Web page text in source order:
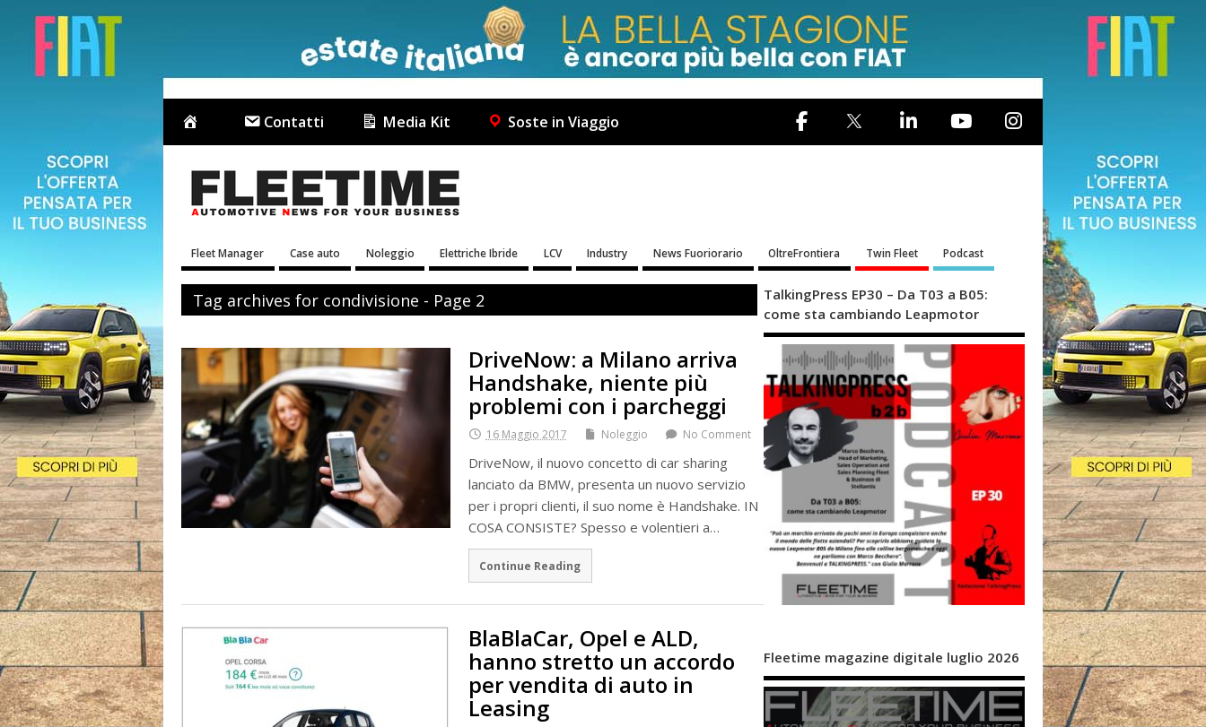
Contatti Media Kit Soste in Viaggio
Fleet Manager Case auto Noleggio Elettriche Ibride LCV Industry News Fuoriorario OltreFrontiera Twin Fleet Podcast
Tag archives for condivisione - Page 2
DriveNow: a Milano arriva
Handshake, niente più
problemi con i parcheggi
16 Maggio 2017 Noleggio No Comment
DriveNow, il nuovo concetto di car sharing
lanciato da BMW, presenta un nuovo servizio
per i propri clienti, il suo nome è Handshake. IN
COSA CONSISTE? Spesso e volentieri a…
Continue Reading
BlaBlaCar, Opel e ALD,
hanno stretto un accordo
per vendita di auto in
Leasing
TalkingPress EP30 – Da T03 a B05:
come sta cambiando Leapmotor
Fleetime magazine digitale luglio 2026